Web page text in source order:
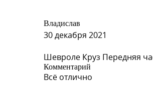
Владислав
30 декабря 2021
Шевроле Круз Передняя
Комментарий
Всё отлично